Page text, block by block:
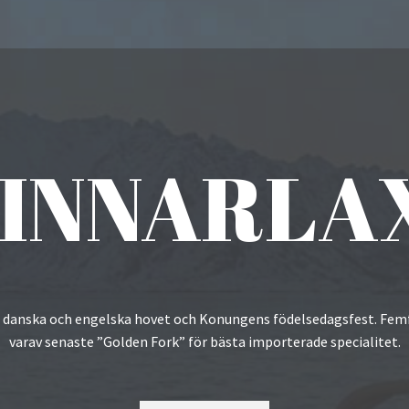
och engelska hovet och Konungens födelsedagsfest.
varav senaste ”Golden Fork” för bästa importerade specialitet.
och engelska hovet och Konungens födelsedagsfest.
varav senaste ”Golden Fork” för bästa importerade specialitet.
och engelska hovet och Konungens födelsedagsfest.
varav senaste ”Golden Fork” för bästa importerade specialitet.